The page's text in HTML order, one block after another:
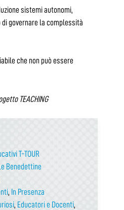
sistemi autonomi,
governare la complessità
che non può essere
TEACHING
T-TOUR
Benedettine
, In Presenza
, Educatori e Docenti,